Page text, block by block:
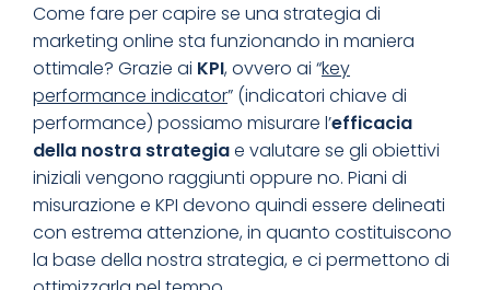
Come fare per capire se una strategia di
marketing online sta funzionando in maniera
ottimale? Grazie ai KPI, ovvero ai “key
performance indicator” (indicatori chiave di
performance) possiamo misurare l’efficacia
della nostra strategiae valutare se gli obiettivi
iniziali vengono raggiunti oppure no. Piani di
misurazione e KPI devono quindi essere delineati
con estrema attenzione, in quanto costituiscono
la base della nostra strategia, e ci permettono di